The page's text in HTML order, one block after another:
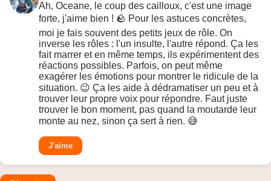
Ah, Oceane, le coup des cailloux, c'est une image
forte, j'aime bien ! 🪨 Pour les astuces concrètes,
moi je fais souvent des petits jeux de rôle. On
inverse les rôles : l'un insulte, l'autre répond. Ça les
fait marrer et en même temps, ils expérimentent des
réactions possibles. Parfois, on peut même
exagérer les émotions pour montrer le ridicule de la
situation. 😉 Ça les aide à dédramatiser un peu et à
trouver leur propre voix pour répondre. Faut juste
trouver le bon moment, pas quand la moutarde leur
monte au nez, sinon ça sert à rien. 😅
J'aime